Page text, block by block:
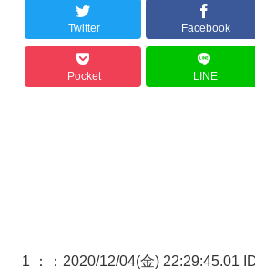
Twitter Facebook
Pocket LINE
1 ： ：2020/12/04(金) 22:29:45.01